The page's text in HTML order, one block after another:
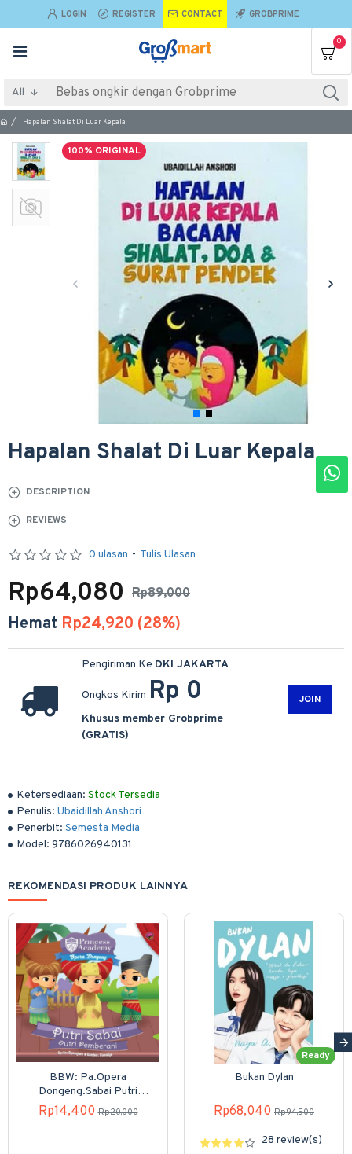
LOGIN REGISTER CONTACT GROBPRIME
0
All
Hapalan Shalat Di Luar Kepala
100% ORIGINAL
Hapalan Shalat Di Luar Kepala
DESCRIPTION
REVIEWS
Ketersediaan: Stock Tersedia
Penulis: Ubaidillah Anshori
Penerbit: Semesta Media
Model: 9786026940131
0 ulasan - Tulis Ulasan
Rp89,000
Rp64,080
Hemat Rp24,920 (28%)
Pengiriman Ke DKI JAKARTA
Ongkos Kirim Rp 0
Khusus member Grobprime
(GRATIS)
JOIN
REKOMENDASI PRODUK LAINNYA
BBW: Pa.Opera
Dongeng.Sabai Putri
Pemberani (Boardbook)
Rp14,400 Rp20,000
Ready
Bukan Dylan
Rp68,040 Rp94,500
28 review(s)